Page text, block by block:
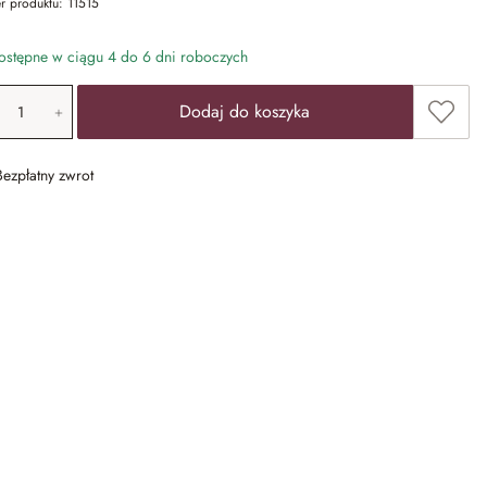
w ciągu 4 do 6 dni roboczych
produktu: Wprowadź żądaną wartość
Dodaj do koszyka
zwrot